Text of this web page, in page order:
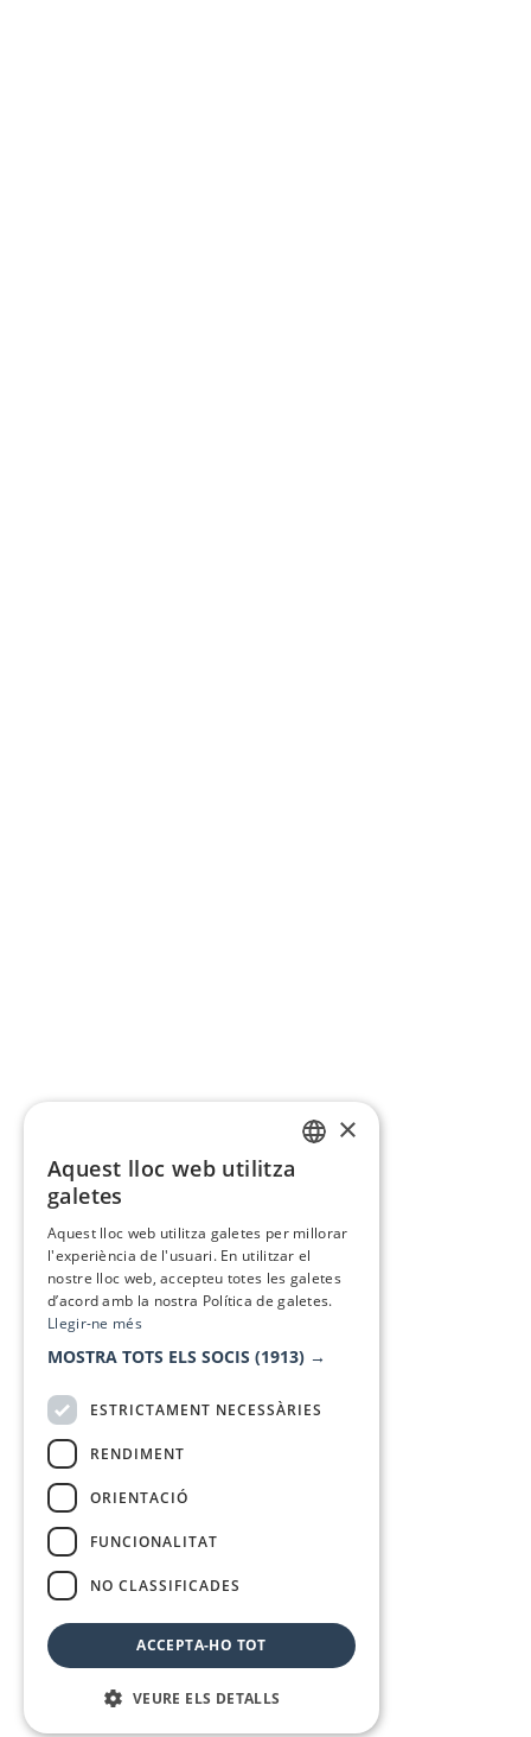
×
Aquest lloc web utilitza
galetes
Aquest lloc web utilitza galetes per millorar
l'experiència de l'usuari. En utilitzar el
nostre lloc web, accepteu totes les galetes
d’acord amb la nostra Política de galetes.
Llegir-ne més
MOSTRA TOTS ELS SOCIS (1913) →
ESTRICTAMENT NECESSÀRIES
RENDIMENT
ORIENTACIÓ
FUNCIONALITAT
NO CLASSIFICADES
ACCEPTA-HO TOT
VEURE ELS DETALLS